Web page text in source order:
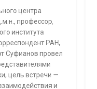
центра
профессор,
института
РАН,
Суфианов провел
цель встречи —
и